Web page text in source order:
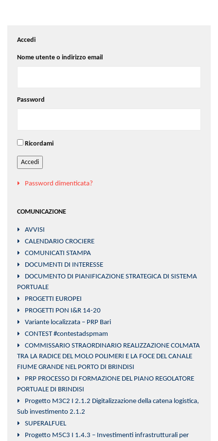
Accedi
Nome utente o indirizzo email
Password
Ricordami
Accedi
Password dimenticata?
COMUNICAZIONE
AVVISI
CALENDARIO CROCIERE
COMUNICATI STAMPA
DOCUMENTI DI INTERESSE
DOCUMENTO DI PIANIFICAZIONE STRATEGICA DI SISTEMA
PORTUALE
PROGETTI EUROPEI
PROGETTI PON I&R 14-20
Variante localizzata – PRP Bari
CONTEST #contestadspmam
COMMISSARIO STRAORDINARIO REALIZZAZIONE COLMATA
TRA LA RADICE DEL MOLO POLIMERI E LA FOCE DEL CANALE
FIUME GRANDE NEL PORTO DI BRINDISI
PRP PROCESSO DI FORMAZIONE DEL PIANO REGOLATORE
PORTUALE DI BRINDISI
Progetto M3C2 I 2.1.2 Digitalizzazione della catena logistica,
Sub investimento 2.1.2
SUPERALFUEL
Progetto M5C3 I 1.4.3 – Investimenti infrastrutturali per